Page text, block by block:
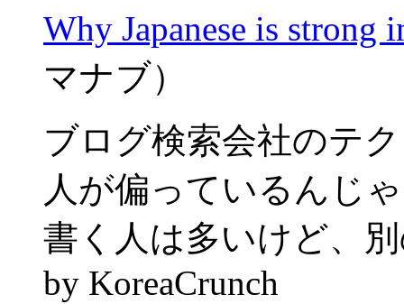
Why Japanese is strong
マナブ）
ブログ検索会社のテ
人が偏っているんじ
書く人は多いけど、
by KoreaCrunch